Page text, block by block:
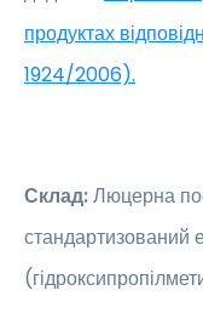
продуктах
1924/2006).
Склад:Люцерна
стандартизований